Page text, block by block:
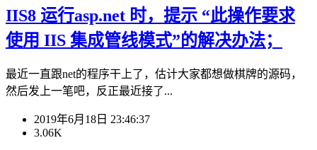
IIS8 运行asp.net 时，提示 “此操作要求
使用 IIS 集成管线模式”的解决办法；
最近一直跟net的程序干上了，估计大家都想做棋牌的源码，
然后发上一笔吧，反正最近接了...
2019年6月18日 23:46:37
3.06K